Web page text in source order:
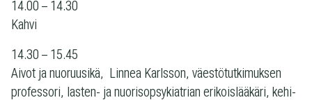
14.00 – 14.30
Kahvi
14.30 – 15.45
Aivot ja nuo­ruusikä, Lin­nea Karls­son, väes­tö­tut­ki­muk­sen
pro­fes­sori, lasten- ja nuo­ri­sop­sy­kiat­rian eri­kois­lää­käri, kehi­